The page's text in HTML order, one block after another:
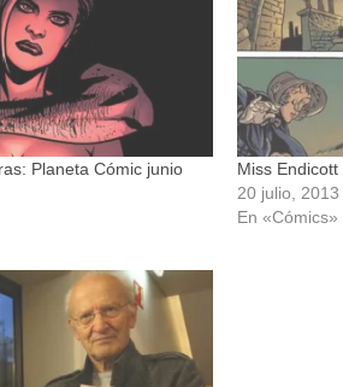
Planeta Cómic junio
Miss Endicott
20 julio, 2013
En «Cómics»